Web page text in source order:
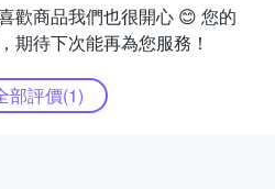
歡商品我們也很開心 😊 您的
期待下次能再為您服務！
部評價(1)